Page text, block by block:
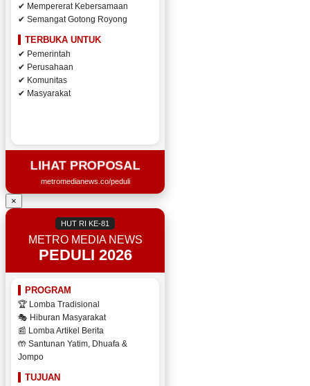
✔ Mempererat Kebersamaan
✔ Semangat Gotong Royong
TERBUKA UNTUK
✔ Pemerintah
✔ Perusahaan
✔ Komunitas
✔ Masyarakat
LIHAT PROPOSAL
metromedianews.co/peduli
×
HUT RI KE-81
METRO MEDIA NEWS
PEDULI 2026
PROGRAM
🏆 Lomba Tradisional
🎭 Hiburan Masyarakat
📰 Lomba Artikel Berita
🤲 Santunan Yatim, Dhuafa &
Jompo
TUJUAN